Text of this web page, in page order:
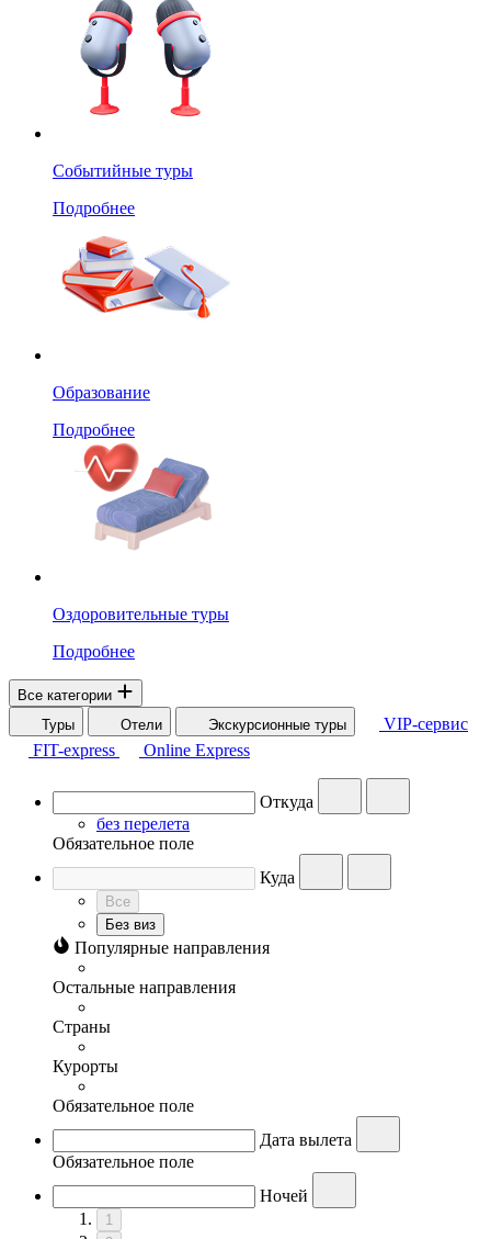
Событийные туры
Подробнее
Образование
Подробнее
Оздоровительные туры
Подробнее
Все категории
Туры
Отели Экскурсионные туры
VIP-сервис
FIT-express
Online Express
Откуда
без перелета
Обязательное поле
Куда
Все
Без виз
Популярные направления
Остальные направления
Страны
Курорты
Обязательное поле
Дата вылета
Обязательное поле
Ночей
1